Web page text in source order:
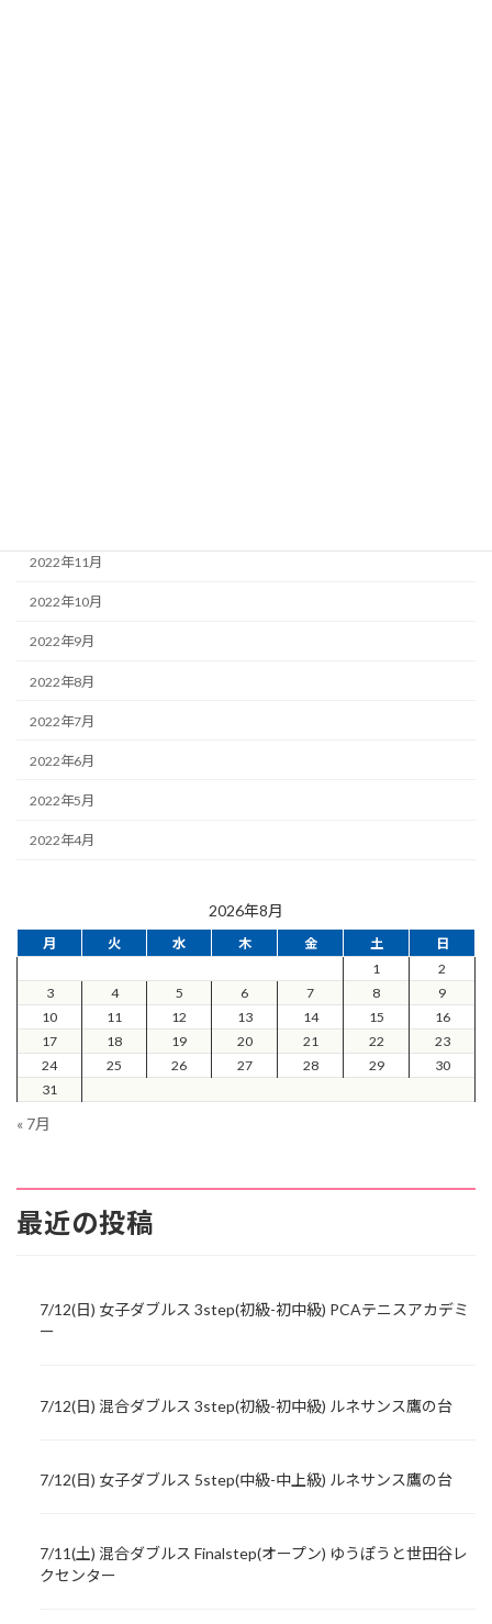
2022年11月
2022年10月
2022年9月
2022年8月
2022年7月
2022年6月
2022年5月
2022年4月
2026年8月
月 火 水 木 金 土
日
1
2
3
4 5 6 7 8
9
10
11 12 13 14 15
16
17
18 19 20 21 22
23
24
25 26 27 28 29
30
31
« 7月
最近の投稿
7/12(日) 女子ダブルス 3step(初級-初中級) PCAテニスアカデミ
ー
7/12(日) 混合ダブルス 3step(初級-初中級) ルネサンス鷹の台
7/12(日) 女子ダブルス 5step(中級-中上級) ルネサンス鷹の台
7/11(土) 混合ダブルス Finalstep(オープン) ゆうぽうと世田谷レ
クセンター